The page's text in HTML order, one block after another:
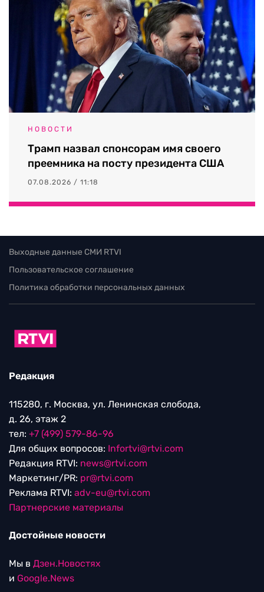
НОВОСТИ
Трамп назвал спонсорам имя своего
преемника на посту президента США
07.08.2026 / 11:18
Выходные данные СМИ RTVI
Пользовательское соглашение
Политика обработки персональных данных
Редакция
115280, г. Москва, ул. Ленинская слобода,
д. 26, этаж 2
тел: +7 (499) 579-86-96
Для общих вопросов: Infortvi@rtvi.com
Редакция RTVI: news@rtvi.com
Маркетинг/PR: pr@rtvi.com
Реклама RTVI: adv-eu@rtvi.com
Партнерские материалы
Достойные новости
Мы в Дзен.Новостях
и Google.News